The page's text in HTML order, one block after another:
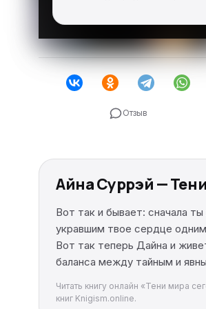
Отзыв
Айна Суррэй —
Вот так и бывает: сначала
укравшим твое сердце
Вот так теперь Дайна и
баланса между тайным и
Читать книгу онлайн «Тени мира
книг Knigism.online.